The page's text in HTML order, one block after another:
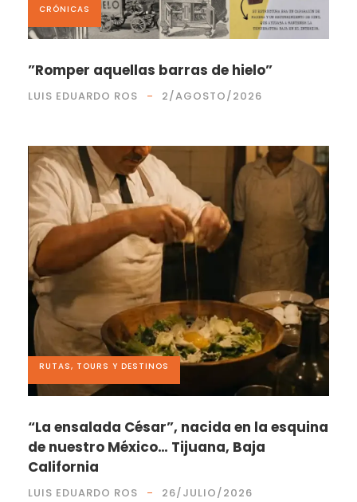
CRÓNICAS
”Romper aquellas barras de hielo”
LUIS EDUARDO ROS 2/AGOSTO/2026
RUTAS, TOURS Y DESTINOS
“La ensalada César”, nacida en la esquina
de nuestro México… Tijuana, Baja
California
LUIS EDUARDO ROS 26/JULIO/2026